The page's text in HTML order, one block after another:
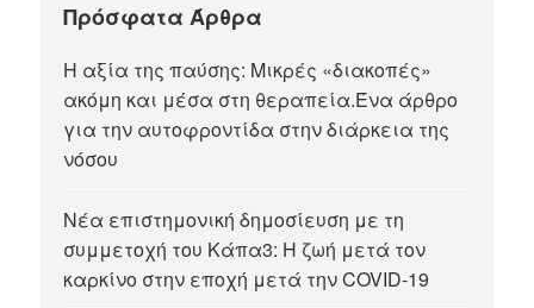
Πρόσφατα Άρθρα
Η αξία της παύσης: Μικρές «διακοπές»
ακόμη και μέσα στη θεραπεία.Ένα άρθρο
για την αυτοφροντίδα στην διάρκεια της
νόσου
Νέα επιστημονική δημοσίευση με τη
συμμετοχή του Κάπα3: Η ζωή μετά τον
καρκίνο στην εποχή μετά την COVID-19